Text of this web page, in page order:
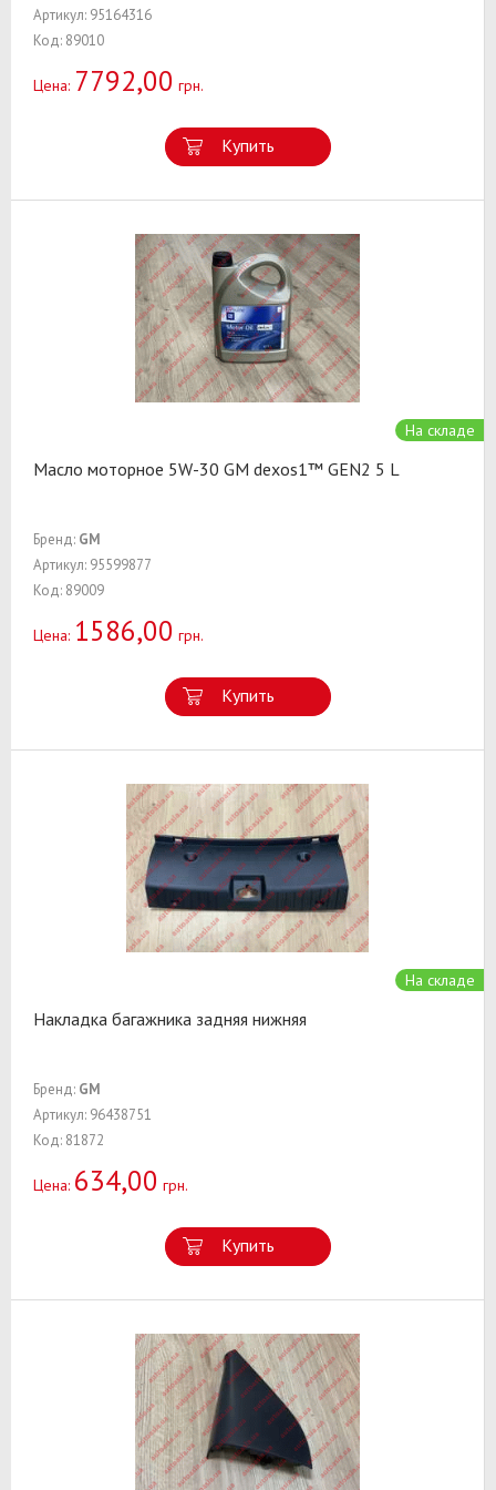
Артикул: 95164316
Код: 89010
Цена: 7792,00 грн.
Купить
На складе
Масло моторное 5W-30 GM dexos1™ GEN2 5 L
Бренд: GM
Артикул: 95599877
Код: 89009
Цена: 1586,00 грн.
Купить
На складе
Накладка багажника задняя нижняя
Бренд: GM
Артикул: 96438751
Код: 81872
Цена: 634,00 грн.
Купить